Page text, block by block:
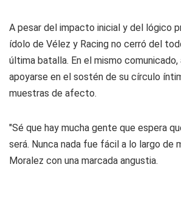
A pesar del impacto inicial y del lógico
ídolo de Vélez y Racing no cerró del
última batalla. En el mismo
apoyarse en el sostén de su círculo
muestras de afecto.
"Sé que hay mucha gente que espera
será. Nunca nada fue fácil a lo largo de
Moralez con una marcada angustia.